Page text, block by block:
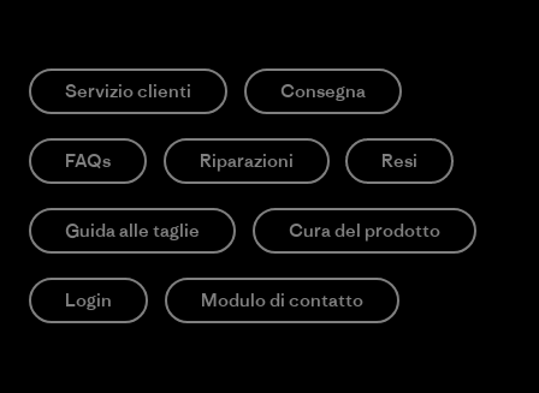
Servizio clienti Consegna
FAQs Riparazioni Resi
Guida alle taglie Cura del prodotto
Login Modulo di contatto